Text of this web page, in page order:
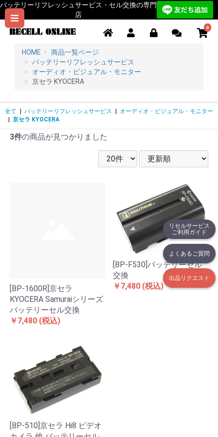
リセルサービス
ご利用ガイド
よくあるご質問
出品リクエスト
バッテリーリフレッシュサービス・セル交換の専門
店
0
HOME
商品一覧ページ
バッテリーリフレッシュサービス
オーディオ・ビジュアル・モニター
京セラ KYOCERA
全て バッテリーリフレッシュサービス
オーディオ・ビジュアル・モニター
京セラ KYOCERA
3件の商品が見つかりました
[BP-1600R]京セラ
KYOCERA Samuraiシリーズ
バッテリーセル交換
￥7,480 (税込)
[BP-F530]バッテリーセル
交換
￥7,480 (税込)
[BP-510]京セラ Hi8 ビデオ